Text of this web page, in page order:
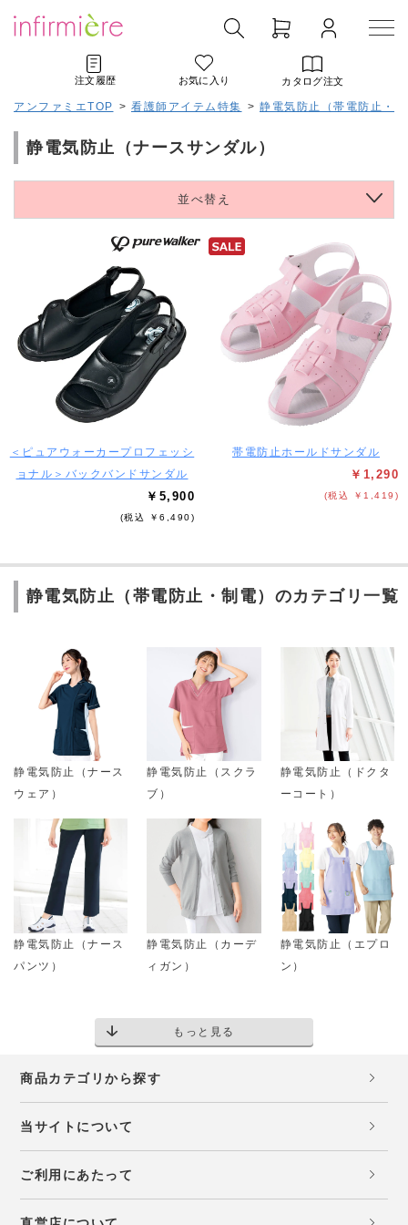
注文履歴 お気に入り カタログ注文
アンファミエTOP > 看護師アイテム特集 > 静電気防止（帯電防止・
静電気防止（ナースサンダル）
並べ替え
＜ピュアウォーカープロフェッシ
ョナル＞バックバンドサンダル
￥5,900
(税込 ￥6,490)
帯電防止ホールドサンダル
￥1,290
(税込 ￥1,419)
静電気防止（帯電防止・制電）のカテゴリ一覧
静電気防止（ナース
ウェア）
静電気防止（スクラ
ブ）
静電気防止（ドクタ
ーコート）
静電気防止（ナース
パンツ）
静電気防止（カーデ
ィガン）
静電気防止（エプロ
ン）
もっと見る
商品カテゴリから探す
当サイトについて
ご利用にあたって